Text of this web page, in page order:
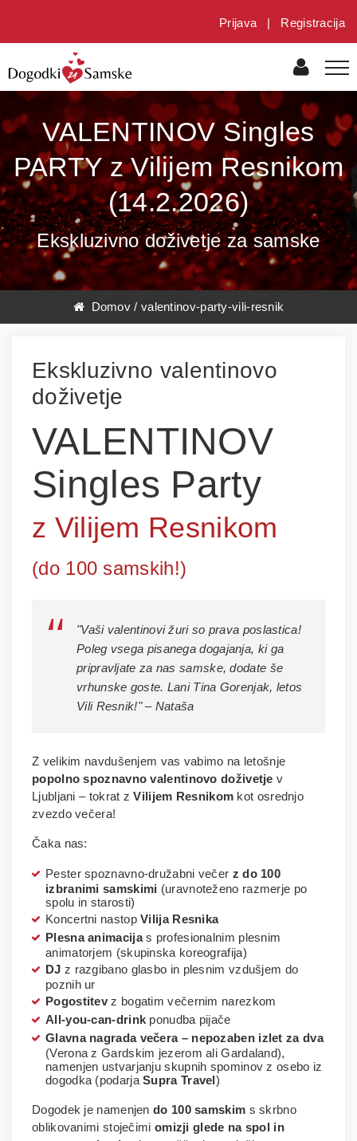
Prijava | Registracija
VALENTINOV Singles
PARTY z Vilijem Resnikom
(14.2.2026)
Ekskluzivno doživetje za samske
Domov / valentinov-party-vili-resnik
Ekskluzivno valentinovo
doživetje
VALENTINOV
Singles Party
z Vilijem Resnikom
(do 100 samskih!)
"Vaši valentinovi žuri so prava poslastica!
Poleg vsega pisanega dogajanja, ki ga
pripravljate za nas samske, dodate še
vrhunske goste. Lani Tina Gorenjak, letos
Vili Resnik!"– Nataša
Z velikim navdušenjem vas vabimo na letošnje
popolno spoznavno valentinovo doživetje v
Ljubljani – tokrat zVilijem Resnikom kot osrednjo
zvezdo večera!
Čaka nas:
Pester spoznavno-družabni večer z do 100
izbranimi samskimi (uravnoteženo razmerje po
spolu in starosti)
Koncertni nastopVilija Resnika
Plesna animacijas profesionalnim plesnim
animatorjem (skupinska koreografija)
DJ z razgibano glasbo in plesnim vzdušjem do
poznih ur
Pogostitev z bogatim večernim narezkom
All-you-can-drink ponudba pijače
Glavna nagrada večera – nepozaben izlet za dva
(Verona z Gardskim jezerom ali Gardaland),
namenjen ustvarjanju skupnih spominov z osebo iz
dogodka (podarjaSupra Travel)
Dogodek je namenjen do 100 samskim s skrbno
oblikovanimi stoječimi omizji glede na spol in